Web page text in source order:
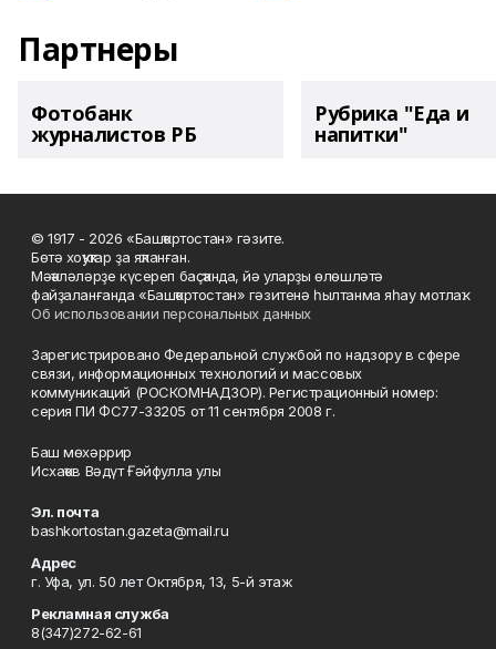
Партнеры
Фотобанк
журналистов РБ
Рубрика "Еда и
напитки"
© 1917 - 2026 «Башҡортостан» гәзите.
Бөтә хоҡуҡтар ҙа яҡланған.
Мәҡәләләрҙе күсереп баҫҡанда, йә уларҙы өлөшләтә
файҙаланғанда «Башҡортостан» гәзитенә һылтанма яһау мотлаҡ.
Об использовании персональных данных
Зарегистрировано Федеральной службой по надзору в сфере
связи, информационных технологий и массовых
коммуникаций (РОСКОМНАДЗОР). Регистрационный номер:
серия ПИ ФС77-33205 от 11 сентября 2008 г.
Баш мөхәррир
Исхаҡов Вәдүт Ғәйфулла улы
Эл. почта
bashkortostan.gazeta@mail.ru
Адрес
г. Уфа, ул. 50 лет Октября, 13, 5-й этаж
Рекламная служба
8(347)272-62-61